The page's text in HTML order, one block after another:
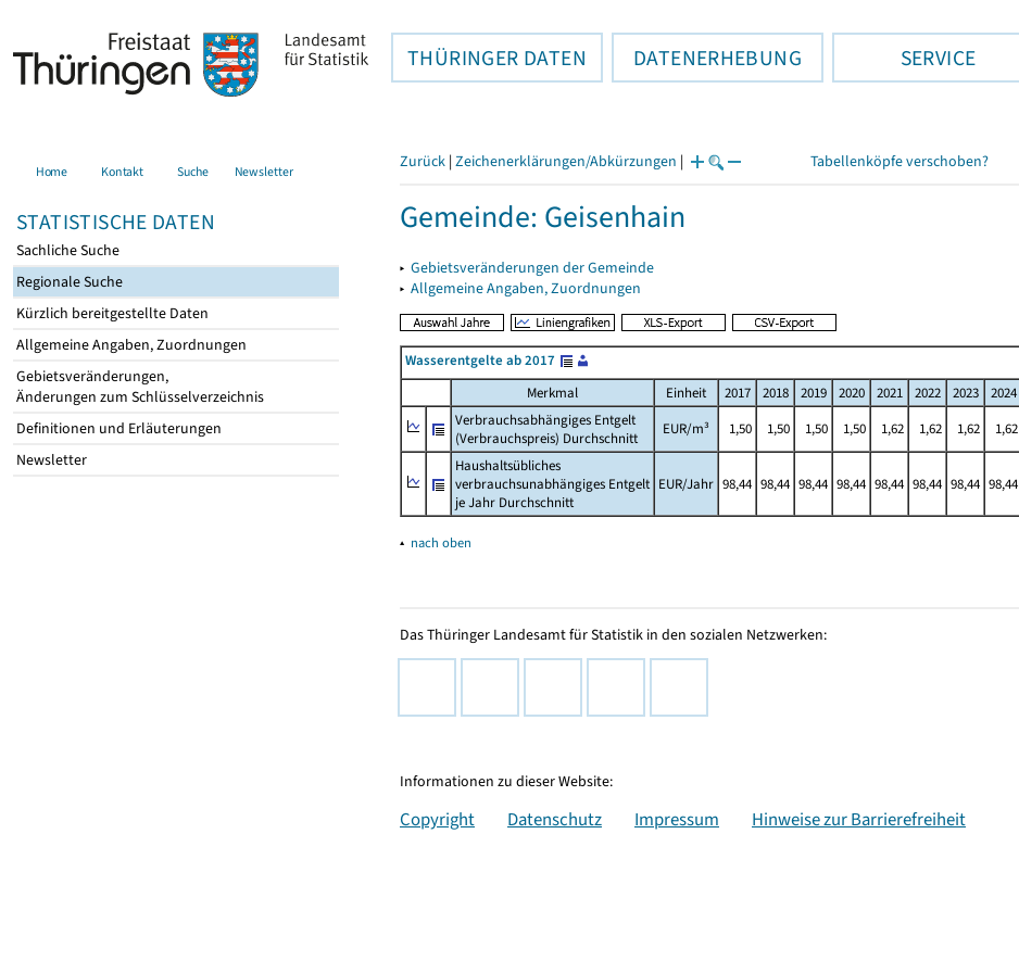
THÜRINGER DATEN DATENERHEBUNG SERVICE
Home Kontakt Suche Newsletter
STATISTISCHE DATEN
Sachliche Suche
Regionale Suche
Kürzlich bereitgestellte Daten
Allgemeine Angaben, Zuordnungen
Gebietsveränderungen,
Änderungen zum Schlüsselverzeichnis
Definitionen und Erläuterungen
Newsletter
Zurück | Zeichenerklärungen/Abkürzungen | Tabellenköpfe verschoben?
Gemeinde: Geisenhain
▸ Gebietsveränderungen der Gemeinde
▸ Allgemeine Angaben, Zuordnungen
Wasserentgelte ab 2017
Merkmal
Einheit 2017 2018 2019 2020 2021 2022 2023 2024
Verbrauchsabhängiges Entgelt
(Verbrauchspreis) Durchschnitt
EUR/m³ 1,50 1,50 1,50 1,50 1,62 1,62 1,62 1,62
Haushaltsübliches
verbrauchsunabhängiges Entgelt
je Jahr Durchschnitt
EUR/Jahr 98,44 98,44 98,44 98,44 98,44 98,44 98,44 98,44
▴ nach oben
Das Thüringer Landesamt für Statistik in den sozialen Netzwerken:
Informationen zu dieser Website:
Copyright Datenschutz Impressum Hinweise zur Barrierefreiheit